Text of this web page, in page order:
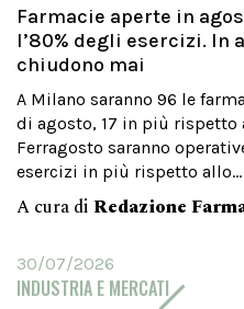
Farmacie aperte in
l’80% degli esercizi. In
chiudono mai
A Milano saranno 96 le
di agosto, 17 in più rispetto
Ferragosto saranno
esercizi in più rispetto allo...
A cura di Redazione
30/07/2026
INDUSTRIA E MERCATI